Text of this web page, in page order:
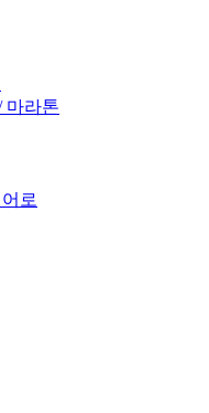
마라톤
로